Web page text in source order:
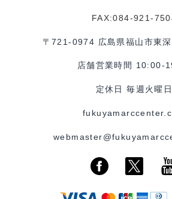
FAX:084-921-
〒721-0974 広島県福山市東
店舗営業時間 10:00-
定休日 毎週火曜日